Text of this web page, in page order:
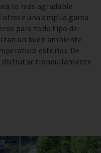
lo más agradable
una amplia gama
para todo tipo de
un buen ambiente
exterior. De
disfrutar tranquilamente